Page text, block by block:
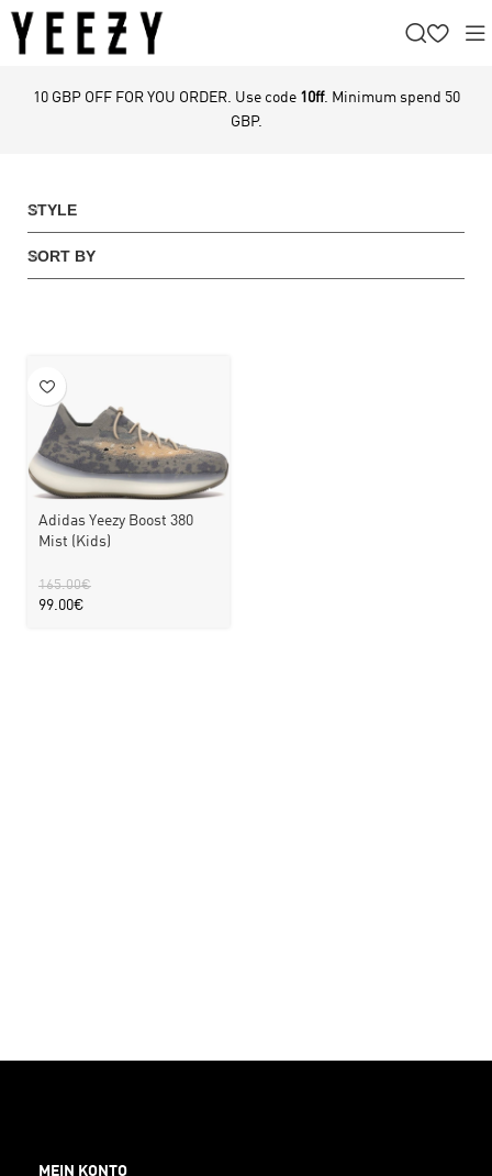
10 GBP OFF FOR YOU ORDER. Use code 10ff. Minimum spend 50
GBP.
STYLE
SORT BY
Adidas Yeezy Boost 380
Mist (Kids)
165.00€
99.00€
MEIN KONTO